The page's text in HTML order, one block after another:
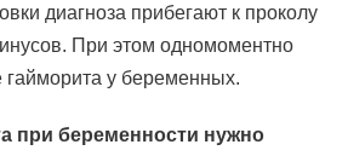
диагноза прибегают к проколу
При этом одномоментно
гайморита у беременных.
при беременности нужно